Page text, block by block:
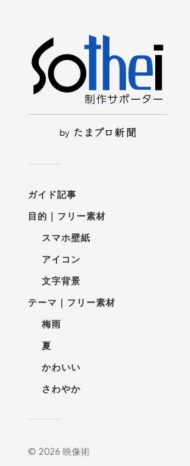
ガイド記事
目的｜フリー素材
スマホ壁紙
アイコン
文字背景
テーマ｜フリー素材
梅雨
夏
かわいい
さわやか
© 2026 映像術